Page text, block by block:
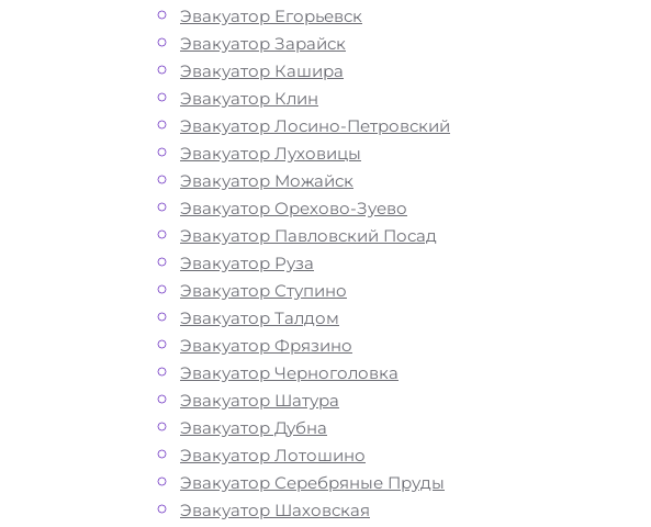
Эвакуатор Егорьевск
Эвакуатор Зарайск
Эвакуатор Кашира
Эвакуатор Клин
Эвакуатор Лосино-Петровский
Эвакуатор Луховицы
Эвакуатор Можайск
Эвакуатор Орехово-Зуево
Эвакуатор Павловский Посад
Эвакуатор Руза
Эвакуатор Ступино
Эвакуатор Талдом
Эвакуатор Фрязино
Эвакуатор Черноголовка
Эвакуатор Шатура
Эвакуатор Дубна
Эвакуатор Лотошино
Эвакуатор Серебряные Пруды
Эвакуатор Шаховская
Как перевезти
авто в районе
Восточное
Дегунино Москва?
Перевозка автомобиля по району Восточное
Дегунино в САО эвакуатором «МОБИ»
дешево, круглосуточно и срочно – это
возможность быстро и без лишних затрат